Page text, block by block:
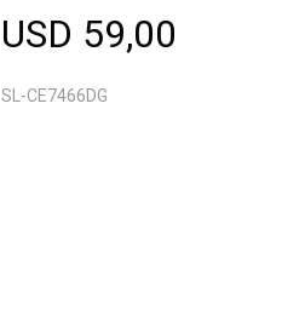
USD 59,00
SL-CE7466DG